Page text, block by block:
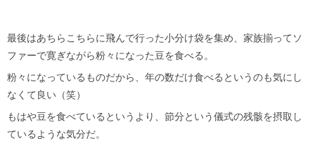
最後はあちらこちらに飛んで行った小分け袋を集め、家族揃ってソ
ファーで寛ぎながら粉々になった豆を食べる。
粉々になっているものだから、年の数だけ食べるというのも気にし
なくて良い（笑）
もはや豆を食べているというより、節分という儀式の残骸を摂取し
ているような気分だ。